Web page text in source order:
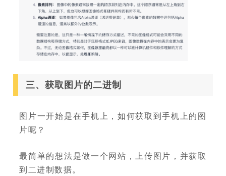
三、获取图片的二进制
图片一开始是在手机上，如何获取到手机上的图
片呢？
最简单的想法是做一个网站，上传图片，并获取
到二进制数据。